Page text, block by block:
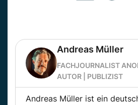
Andreas Müller
FACHJOURNALIST
AUTOR | PUBLIZIST
Andreas Müller ist ein